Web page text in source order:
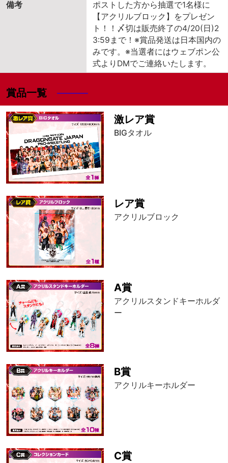
備考
ポストした方から抽選で1名様に
【アクリルブロック】をプレゼン
ト！！〆切は販売終了の4/20(日)2
3:59まで！※賞品発送は日本国内の
みです。※当選者にはウェブポン公
式よりDMでご連絡いたします。
賞品一覧
激レア賞
BIGタオル
レア賞
アクリルブロック
A賞
アクリルスタンドキーホルダ
ー
B賞
アクリルキーホルダー
C賞